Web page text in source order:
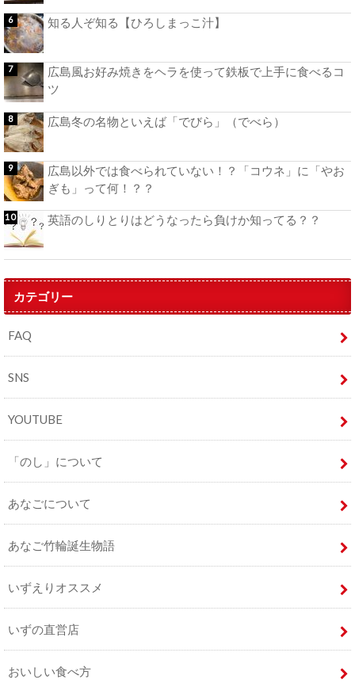
知る人ぞ知る【ひろしまっこ汁】
広島風お好み焼きをヘラを使って鉄板で上手に食べるコ
ツ
広島冬の名物といえば「でびら」（でべら）
広島以外では食べられていない！？「コウネ」に「やお
ぎも」って何！？？
英語のしりとりはどうなったら負けか知ってる？？
カテゴリー
FAQ
SNS
YOUTUBE
「のし」について
あなごについて
あなご竹輪誕生物語
いずえりオススメ
いずの直営店
おいしい食べ方